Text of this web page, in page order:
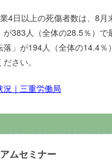
4日以上の死傷者数は、8
383人（全体の28.5％）
」が194人（全体の14.4％
さい。
｜三重労働局
ムセミナー